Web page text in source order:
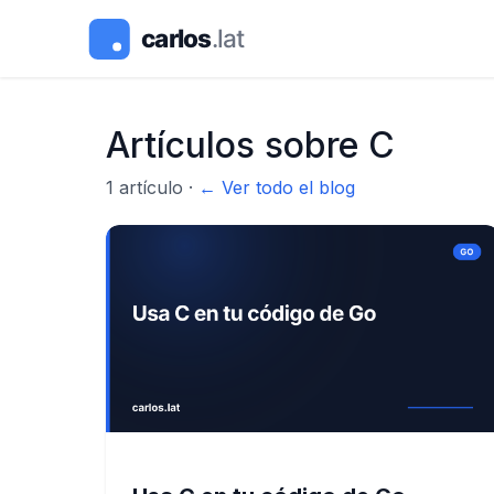
Artículos sobre C
1 artículo · ← Ver todo el blog